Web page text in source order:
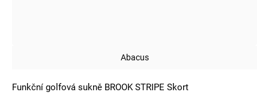
Abacus
Funkční golfová sukně BROOK STRIPE Skort